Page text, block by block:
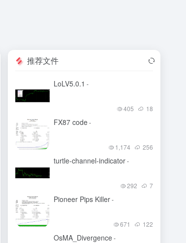
推荐文件
LoLV5.0.1 -
405 18
FX87 code-
1,174 256
turtle-channel-indicator-
292 7
Pioneer Pips Killer-
671 122
OsMA_Divergence-